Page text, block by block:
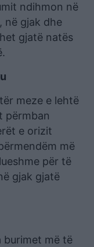
ndihmon në
në gjak dhe
gjatë natës
meze e lehtë
përmban
e orizit
më
për të
gjak gjatë
burimet më të